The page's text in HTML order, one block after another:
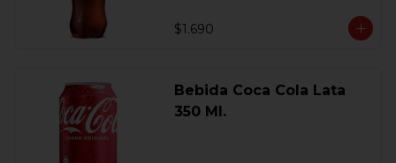
$1.690
Bebida Coca Cola Lata
350 Ml.